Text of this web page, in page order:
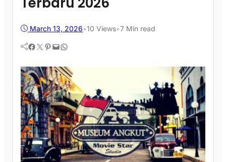
March 13, 2026•10 Views•7 Min read
Facebook Twitter Pinterest Mail WhatsApp